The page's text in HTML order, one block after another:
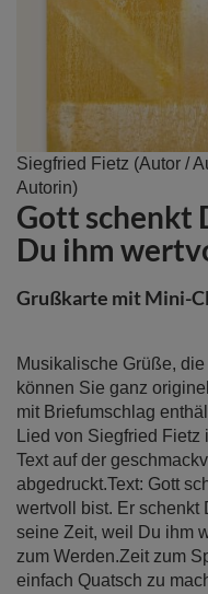
Siegfried Fietz (Autor /
Autorin)
Gott schenkt
Du ihm
Grußkarte mit Mini-
Musikalische Grüße,
können Sie ganz
mit Briefumschlag
Lied von Siegfried
Text auf der
abgedruckt.Text: Gott
wertvoll bist. Er schenkt
seine Zeit, weil Du ihm
zum Werden.Zeit zum
einfach Quatsch zu
Zum
Anfang
der
Bildergalerie
springen